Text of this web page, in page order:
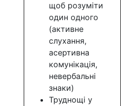
щоб розуміти
один одного
(активне
слухання,
асертивна
комунікація,
невербальні
знаки)
Труднощі у